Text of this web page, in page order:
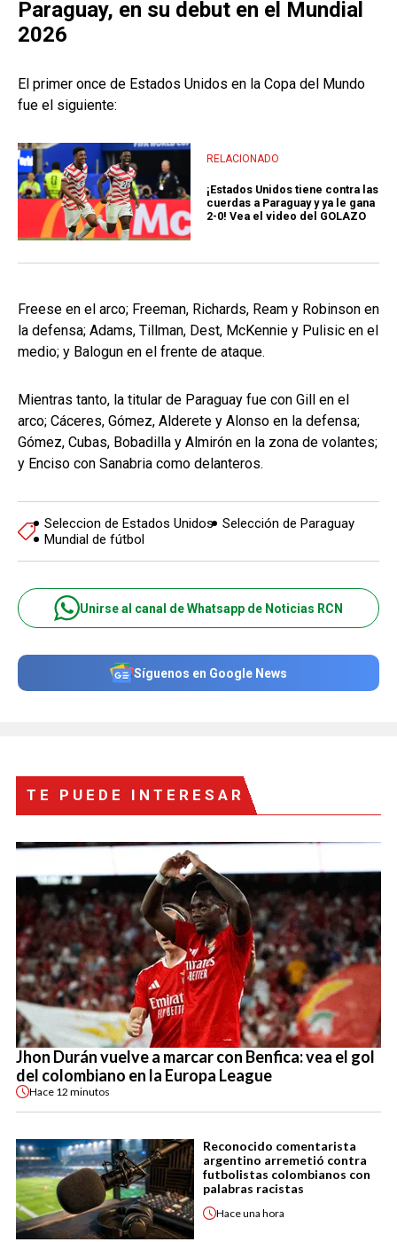
Paraguay, en su debut en el Mundial
2026
El primer once de Estados Unidos en la Copa del Mundo
fue el siguiente:
RELACIONADO
¡Estados Unidos tiene contra las
cuerdas a Paraguay y ya le gana
2-0! Vea el video del GOLAZO
Freese en el arco; Freeman, Richards, Ream y Robinson en
la defensa; Adams, Tillman, Dest, McKennie y Pulisic en el
medio; y Balogun en el frente de ataque.
Mientras tanto, la titular de Paraguay fue con Gill en el
arco; Cáceres, Gómez, Alderete y Alonso en la defensa;
Gómez, Cubas, Bobadilla y Almirón en la zona de volantes;
y Enciso con Sanabria como delanteros.
Seleccion de Estados Unidos Selección de Paraguay
Mundial de fútbol
Unirse al canal de Whatsapp de Noticias RCN
Síguenos en Google News
TE PUEDE INTERESAR
Jhon Durán vuelve a marcar con Benfica: vea el gol
del colombiano en la Europa League
Hace 12 minutos
Reconocido comentarista
argentino arremetió contra
futbolistas colombianos con
palabras racistas
Haceuna hora